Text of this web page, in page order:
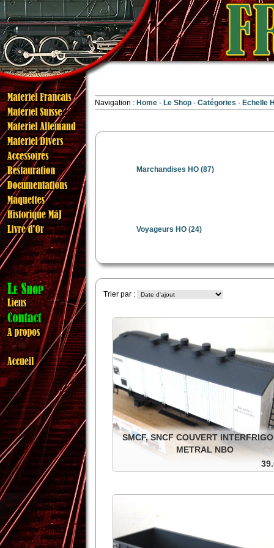
Navigation : Home Le Shop Catégories Echelle
Marchandises HO (87)
Voyageurs HO (24)
Trier par :
SMCF, SNCF COUVERT
METRAL NBO